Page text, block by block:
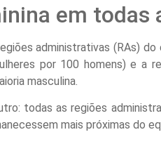
em todas
administrativas (RAs)
por 100 homens) e a
masculina.
todas as regiões
mais próximas do